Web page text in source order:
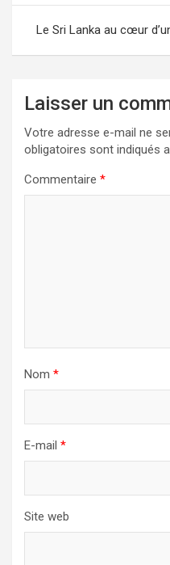
Le Sri Lanka au cœur
Laisser un
Votre adresse e-mail ne
obligatoires sont indiqués
Commentaire *
Nom *
E-mail *
Site web